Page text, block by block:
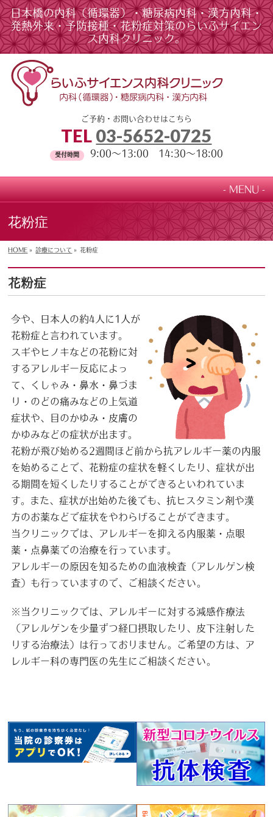
日本橋の内科（循環器）・糖尿病内科・漢方内科・
発熱外来・予防接種・花粉症対策のらいふサイエン
ス内科クリニック。
ご予約・お問い合わせはこちら
TEL 03-5652-0725
受付時間 9:00～13:00 14:30～18:00
MENU
花粉症
HOME » 診療について » 花粉症
花粉症
今や、日本人の約4人に1人が
花粉症と言われています。
スギやヒノキなどの花粉に対
するアレルギー反応によっ
て、くしゃみ・鼻水・鼻づま
り・のどの痛みなどの上気道
症状や、目のかゆみ・皮膚の
かゆみなどの症状が出ます。
花粉が飛び始める2週間ほど前から抗アレルギー薬の内服
を始めることで、花粉症の症状を軽くしたり、症状が出
る期間を短くしたりすることができるといわれていま
す。また、症状が出始めた後でも、抗ヒスタミン剤や漢
方のお薬などで症状をやわらげることができます。
当クリニックでは、アレルギーを抑える内服薬・点眼
薬・点鼻薬での治療を行っています。
アレルギーの原因を知るための血液検査（アレルゲン検
査）も行っていますので、ご相談ください。
※当クリニックでは、アレルギーに対する減感作療法
（アレルゲンを少量ずつ経口摂取したり、皮下注射した
りする治療法）は行っておりません。ご希望の方は、ア
レルギー科の専門医の先生にご相談ください。